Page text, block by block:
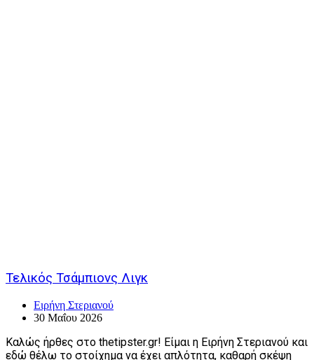
Τελικός Τσάμπιονς Λιγκ
Ειρήνη Στεριανού
30 Μαΐου 2026
Καλώς ήρθες στο thetipster.gr! Είμαι η Ειρήνη Στεριανού και
εδώ θέλω το στοίχημα να έχει απλότητα, καθαρή σκέψη